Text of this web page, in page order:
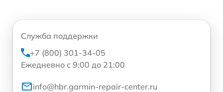
Служба поддержки
+7 (800) 301-34-05
Ежедневно с 9:00 до 21:00
info@hbr.garmin-repair-center.ru